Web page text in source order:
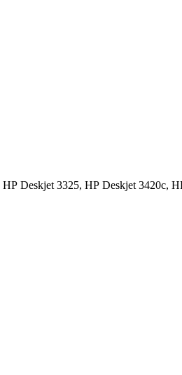
HP Deskjet 3325, HP Deskjet 3420c,